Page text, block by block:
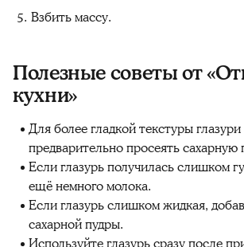
Взбить массу.
Полезные советы от
кухни»
Для более гладкой текстуры
предварительно просеять сахарную
Если глазурь получилась слишком
ещё немного молока.
Если глазурь слишком жидкая,
сахарной пудры.